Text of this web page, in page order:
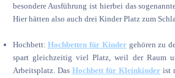
besondere Ausführung ist hierbei das
Hier hätten also auch drei Kinder Platz zum
Hochbett:Hochbetten für Kindergehören zu
spart gleichzeitig viel Platz, weil der Raum
Arbeitsplatz. Das Hochbett für Kleinkinderist